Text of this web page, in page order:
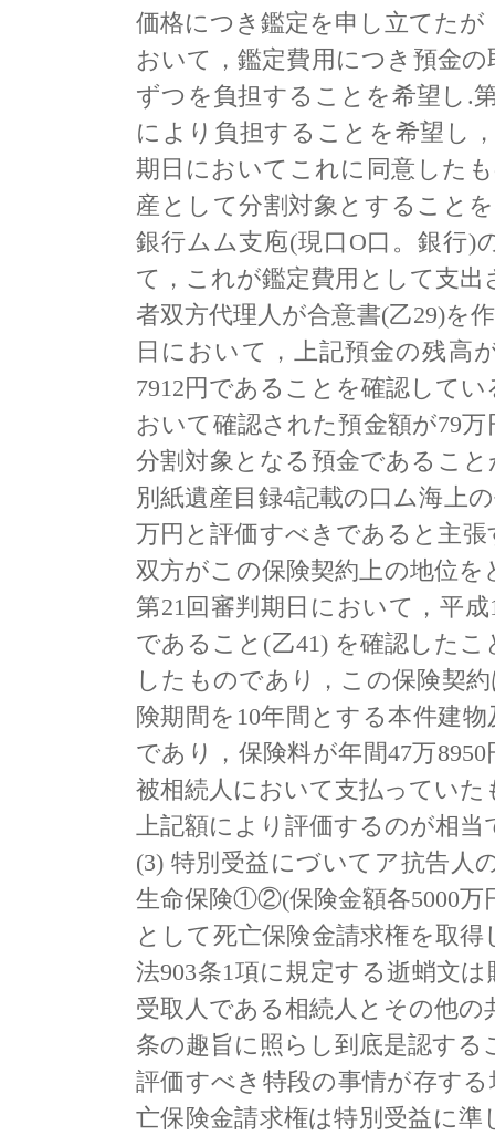
価格につき鑑定を申し立てたが
おいて，鑑定費用につき預金
ずつを負担することを希望し.
により負担することを希望し
期日においてこれに同意した
産として分割対象とすること
銀行ムム支庖(現口O口。銀行)
て，これが鑑定費用として支
者双方代理人が合意書(乙29)を
日において，上記預金の残高
7912円であることを確認して
おいて確認された預金額が79
分割対象となる預金であるこ
別紙遺産目録4記載の口ム海上
万円と評価すべきであると主
双方がこの保険契約上の地位
第21回審判期日において，平
であること(乙41) を確認した
したものであり，この保険契
険期間を10年間とする本件建
であり，保険料が年間47万
被相続人において支払ってい
上記額により評価するのが相
(3) 特別受益にづいてア抗告人
生命保険①②(保険金額各5000万
として死亡保険金請求権を取
法903条1項に規定する逝蛸文
受取人である相続人とその他の
条の趣旨に照らし到底是認す
評価すべき特段の事情が存す
亡保険金請求権は特別受益に